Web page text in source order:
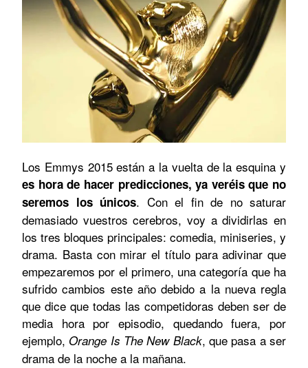
Los Emmys 2015 están a la vuelta de la esquina y
es hora de hacer predicciones, ya veréis que no
seremos los únicos. Con el fin de no saturar
demasiado vuestros cerebros, voy a dividirlas en
los tres bloques principales: comedia, miniseries, y
drama. Basta con mirar el título para adivinar que
empezaremos por el primero, una categoría que ha
sufrido cambios este año debido a la nueva regla
que dice que todas las competidoras deben ser de
media hora por episodio, quedando fuera, por
ejemplo, Orange Is The New Black, que pasa a ser
drama de la noche a la mañana.